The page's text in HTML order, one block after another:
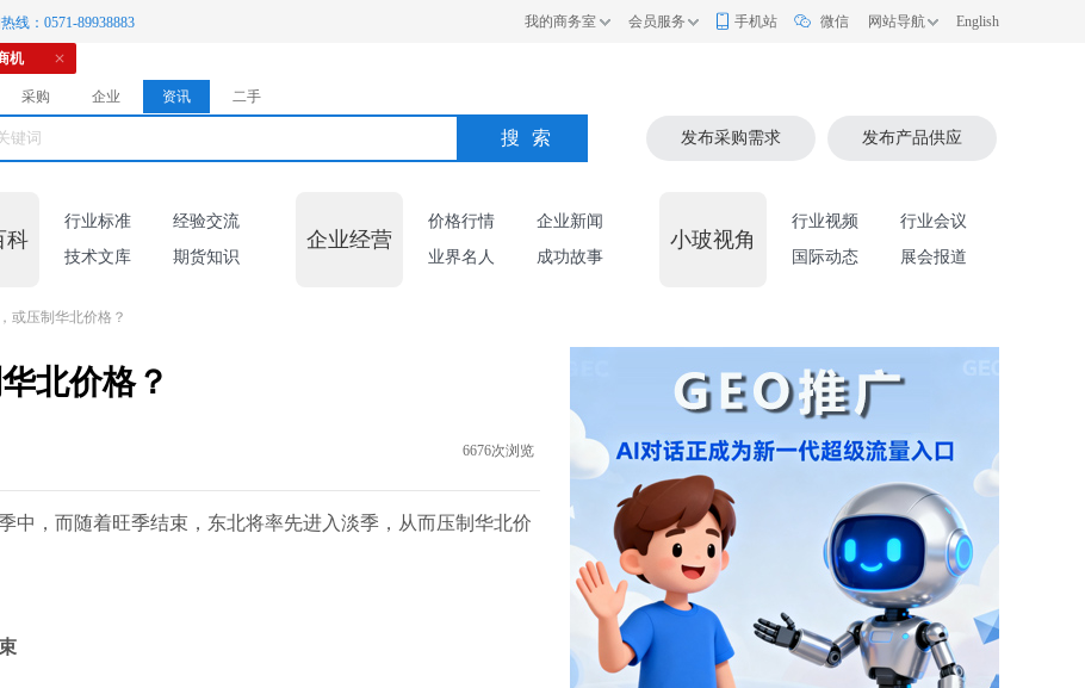
线：0571-89938883
机
我的商务室 会员服务 手机站 微信 网站导航 English
采购 企业 资讯 二手
搜索 发布采购需求 发布产品供应
科
行业标准
经验交流
技术文库
期货知识
企业经营
价格行情
企业新闻
业界名人
成功故事
小玻视角
行业视频
行业会议
国际动态
展会报道
或压制华北价格？
北价格？
6676次浏览
中，而随着旺季结束，东北将率先进入淡季，从而压制华北价